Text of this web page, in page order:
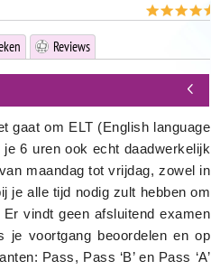
Reviews
gaat om ELT (English language
6 uren ook echt daadwerkelijk
maandag tot vrijdag, zowel in
je alle tijd nodig zult hebben om
vindt geen afsluitend examen
je voortgang beoordelen en op
Pass, Pass ‘B’ en Pass ‘A’